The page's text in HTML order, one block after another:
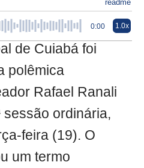
readme
0:00 1.0x
de Cuiabá foi
polêmica
Rafael Ranali
sessão ordinária,
feira (19). O
um termo